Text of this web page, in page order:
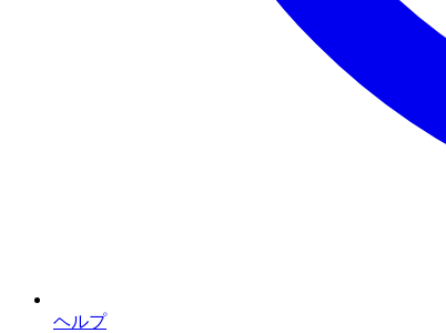
ヘルプ